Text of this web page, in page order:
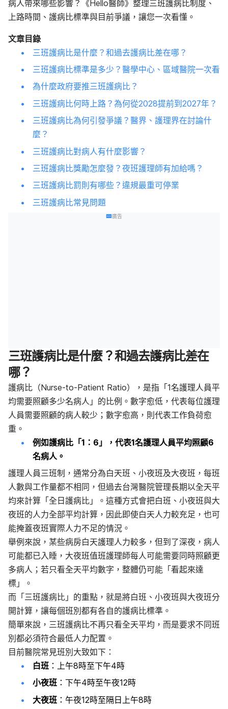
病人帶來哪些影響？《Hello醫師》整理三班護病比制度、
上路時間、護病比標準與目前爭議，讓您一次看懂。
文章目錄
三班護病比是什麼？和過去護病比差在哪？
三班護病比標準是多少？醫學中心、區域醫院一次看
為什麼政府要推三班護病比？
三班護病比何時上路？為何從2028提前到2027年？
三班護病比為何引發爭議？醫界、護理界在討論什
麼？
三班護病比對病人有什麼影響？
三班護病比獎勵怎麼發？夜班護理師有加給嗎？
三班護病比罰則有哪些？違規最重可停業
三班護病比常見問題
廣告
三班護病比是什麼？和過去護病比差在
哪？
護病比（Nurse-to-Patient Ratio），是指「1名護理人員平
均需要照顧多少名病人」的比例。數字愈低，代表每位護理
人員需要照顧的病人較少；數字愈高，則代表工作負荷愈
重。
例如護病比「1：6」，代表1名護理人員平均照顧6
名病人。
護理人員三班制，通常分為白天班、小夜班及大夜班，每班
人數與工作量都不相同，但過去台灣醫院管理長期以全天平
均來計算「全日護病比」。這種方式會把白班、小夜班與大
夜班的人力全部平均計算，因此即使白天人力較充足，也可
能掩蓋夜班實際人力不足的情況。
舉例來說，某些病房白天護理人力較多，但到了深夜，病人
可能都已入睡，大夜班值班護理師每人可能需要同時照顧更
多病人；若只看全天平均數字，整體仍可能「看起來達
標」。
而「三班護病比」的重點，就是將白班、小夜班與大夜班分
開計算，讓每個班別都有各自的護病比標準。
簡單來說，三班護病比不再只看全天平均，而是要求不同班
別都必須符合最低人力配置。
目前醫院常見班別大致如下：
白班 ：上午8時至下午4時
小夜班 ：下午4時至午夜12時
大夜班 ：午夜12時至隔日上午8時